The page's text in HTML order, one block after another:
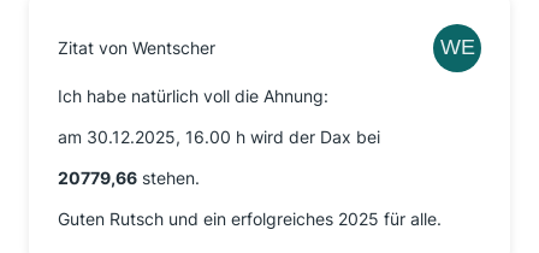
Zitat von Wentscher
Ich habe natürlich voll die Ahnung:
am 30.12.2025, 16.00 h wird der Dax bei
20779,66 stehen.
Guten Rutsch und ein erfolgreiches 2025 für alle.